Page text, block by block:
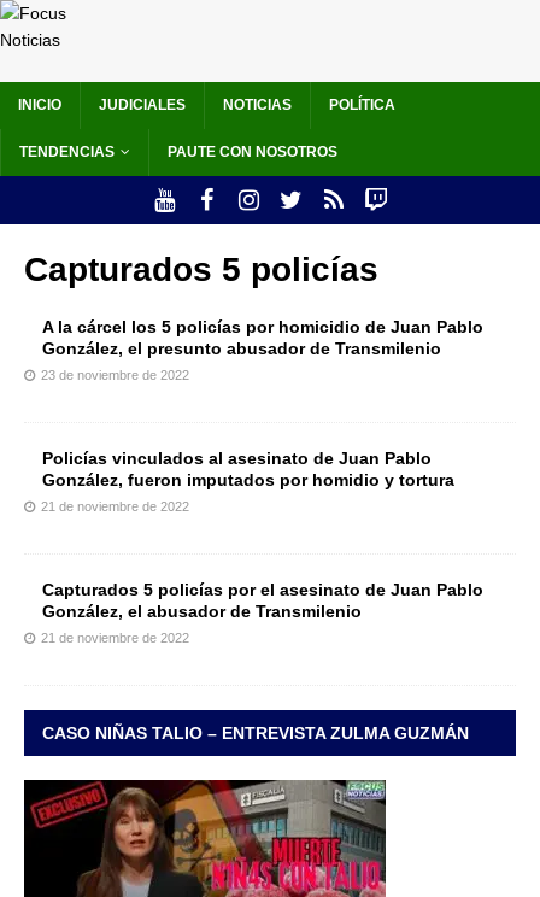
INICIO JUDICIALES NOTICIAS POLÍTICA
TENDENCIAS PAUTE CON NOSOTROS
Capturados 5 policías
A la cárcel los 5 policías por homicidio de Juan Pablo
González, el presunto abusador de Transmilenio
23 de noviembre de 2022
Policías vinculados al asesinato de Juan Pablo
González, fueron imputados por homidio y tortura
21 de noviembre de 2022
Capturados 5 policías por el asesinato de Juan Pablo
González, el abusador de Transmilenio
21 de noviembre de 2022
CASO NIÑAS TALIO – ENTREVISTA ZULMA GUZMÁN